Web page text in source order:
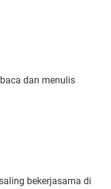
dan menulis
bekerjasama di